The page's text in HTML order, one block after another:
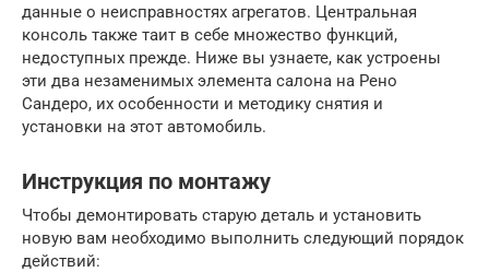
данные о неисправностях агрегатов. Центральная
консоль также таит в себе множество функций,
недоступных прежде. Ниже вы узнаете, как устроены
эти два незаменимых элемента салона на Рено
Сандеро, их особенности и методику снятия и
установки на этот автомобиль.
Инструкция по монтажу
Чтобы демонтировать старую деталь и установить
новую вам необходимо выполнить следующий порядок
действий: